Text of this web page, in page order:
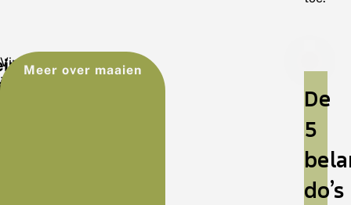
Vind
je
Meer over maaien
De
5
do’s